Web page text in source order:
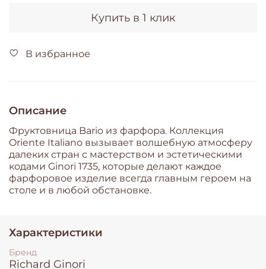
Купить в 1 клик
В избранное
Описание
Фруктовница Bario из фарфора. Коллекция
Oriente Italiano вызывает волшебную атмосферу
далеких стран с мастерством и эстетическими
кодами Ginori 1735, которые делают каждое
фарфоровое изделие всегда главным героем на
столе и в любой обстановке.
Характеристики
Бренд
Richard Ginori